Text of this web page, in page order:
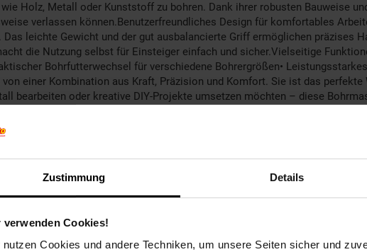
Zustimmung Details
verwenden Cookies!
nutzen Cookies und andere Techniken, um unsere Seiten sicher und
Holz, Metall oder Kunststoff zu bohren. Dank ihrer robusten Bauweise
verlassen können.Benutzerfreundliches Design für komfortables
Das leichte Gewicht und der gut ausbalancierte Griff ermöglichen präzises
die Nutzung selbst für Einsteiger einfach und sicher.Vielseitige
Bohrfutterwechsel für verschiedene Bohrergrößen•
einer Kombination aus Kraft, Präzision und Komfort. Sie ist das
bearbeiten oder kreative DIY-Projekte umsetzen möchten – diese
jede Aufgabe zum Erfolg.LieferumfangBohrmaschine, Ladegerät,